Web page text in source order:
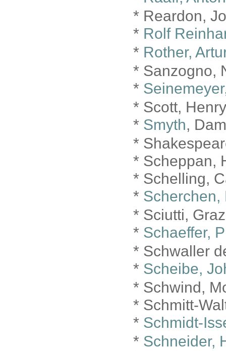
* Reardon,
* Rolf
* Rother,
* Sanzogno,
*
* Scott,
* Smyth,
*
* Scheppan,
* Schelling,
* Scherchen,
* Sciutti,
* Schaeffer,
* Schwaller
* Scheibe,
* Schwind,
* Schmitt-
* Schmidt-
* Schneider,